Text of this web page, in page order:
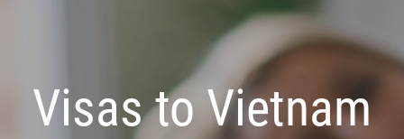
Visas to Vietnam